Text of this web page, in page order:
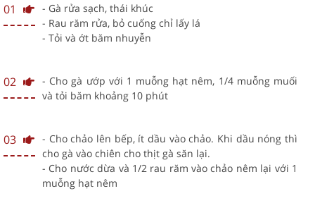
01
- Gà rửa sạch, thái khúc
- Rau răm rửa, bỏ cuống chỉ lấy lá
- Tỏi và ớt băm nhuyễn
02
- Cho gà ướp với 1 muỗng hạt nêm, 1/4 muỗng muối
và tỏi băm khoảng 10 phút
03
- Cho chảo lên bếp, ít dầu vào chảo. Khi dầu nóng thì
cho gà vào chiên cho thịt gà săn lại.
- Cho nước dừa và 1/2 rau răm vào chảo nêm lại với 1
muỗng hạt nêm